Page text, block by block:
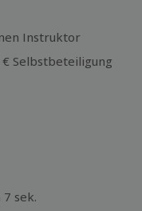
Instruktor
Selbstbeteiligung
sek.